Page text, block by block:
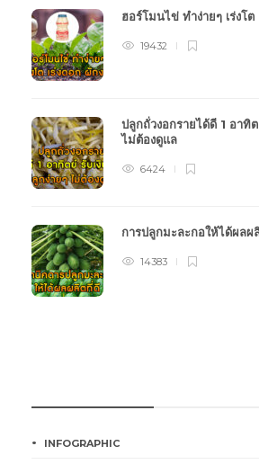
ฮอร์โมนไข่ ทำง่ายๆ เร่งโต
19432
ปลูกถั่วงอกรายได้ดี 1 อาทิ
ไม่ต้องดูแล
6424
การปลูกมะละกอให้ได้ผลผ
14383
INFOGRAPHIC